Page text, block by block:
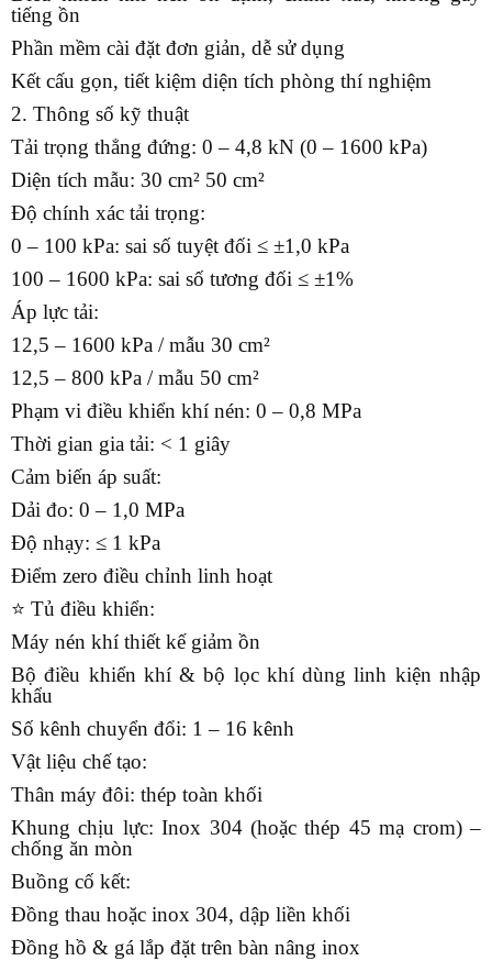
tiếng ồn
Phần mềm cài đặt đơn giản, dễ sử dụng
Kết cấu gọn, tiết kiệm diện tích phòng thí nghiệm
2. Thông số kỹ thuật
Tải trọng thẳng đứng: 0 – 4,8 kN (0 – 1600 kPa)
Diện tích mẫu: 30 cm² 50 cm²
Độ chính xác tải trọng:
0 – 100 kPa: sai số tuyệt đối ≤ ±1,0 kPa
100 – 1600 kPa: sai số tương đối ≤ ±1%
Áp lực tải:
12,5 – 1600 kPa / mẫu 30 cm²
12,5 – 800 kPa / mẫu 50 cm²
Phạm vi điều khiển khí nén: 0 – 0,8 MPa
Thời gian gia tải: < 1 giây
Cảm biến áp suất:
Dải đo: 0 – 1,0 MPa
Độ nhạy: ≤ 1 kPa
Điểm zero điều chỉnh linh hoạt
⭐ Tủ điều khiển:
Máy nén khí thiết kế giảm ồn
Bộ điều khiển khí & bộ lọc khí dùng linh kiện nhập
khẩu
Số kênh chuyển đổi: 1 – 16 kênh
Vật liệu chế tạo:
Thân máy đôi: thép toàn khối
Khung chịu lực: Inox 304 (hoặc thép 45 mạ crom) –
chống ăn mòn
Buồng cố kết:
Đồng thau hoặc inox 304, dập liền khối
Đồng hồ & gá lắp đặt trên bàn nâng inox